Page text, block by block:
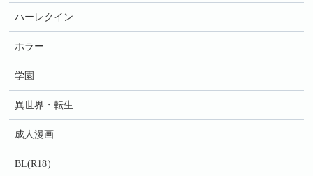
ハーレクイン
ホラー
学園
異世界・転生
成人漫画
BL(R18）